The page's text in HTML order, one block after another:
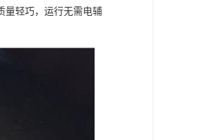
量轻巧，运行无需电辅